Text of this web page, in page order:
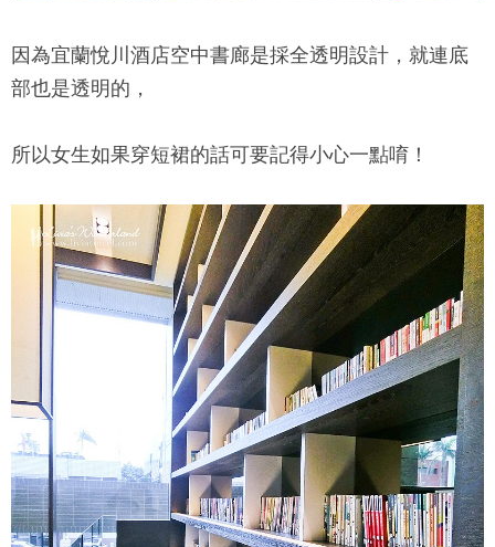
因為宜蘭悅川酒店空中書廊是採全透明設計，就連底
部也是透明的，
所以女生如果穿短裙的話可要記得小心一點唷！